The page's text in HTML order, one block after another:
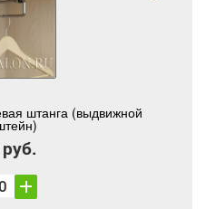
штанга (выдвижной